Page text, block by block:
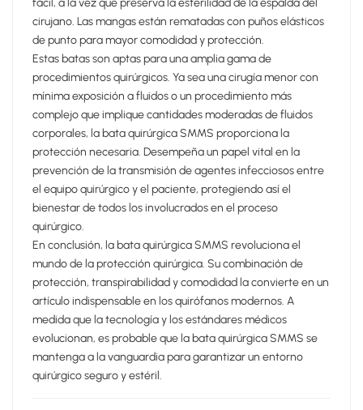
cirujano. Las mangas están rematadas con puños elásticos
de punto para mayor comodidad y protección.
Estas batas son aptas para una amplia gama de
procedimientos quirúrgicos. Ya sea una cirugía menor con
mínima exposición a fluidos o un procedimiento más
complejo que implique cantidades moderadas de fluidos
corporales, la bata quirúrgica SMMS proporciona la
protección necesaria. Desempeña un papel vital en la
prevención de la transmisión de agentes infecciosos entre
el equipo quirúrgico y el paciente, protegiendo así el
bienestar de todos los involucrados en el proceso
quirúrgico.
En conclusión, la bata quirúrgica SMMS revoluciona el
mundo de la protección quirúrgica. Su combinación de
protección, transpirabilidad y comodidad la convierte en un
artículo indispensable en los quirófanos modernos. A
medida que la tecnología y los estándares médicos
evolucionan, es probable que la bata quirúrgica SMMS se
mantenga a la vanguardia para garantizar un entorno
quirúrgico seguro y estéril.